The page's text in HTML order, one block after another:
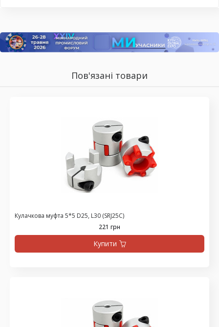
Пов'язані товари
Кулачкова муфта 5*5 D25, L30 (SRJ25C)
221 грн
Купити